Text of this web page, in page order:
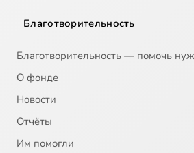
21
23 ПАСХА
Благотворительность
Благотворительность — помочь
О фонде
Новости
Отчёты
Им помогли